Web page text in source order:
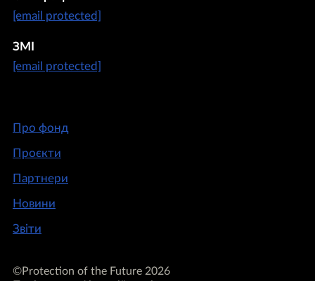
[email protected]
ЗМІ
[email protected]
Про фонд
Проєкти
Партнери
Новини
Звіти
©Protection of the Future 2026